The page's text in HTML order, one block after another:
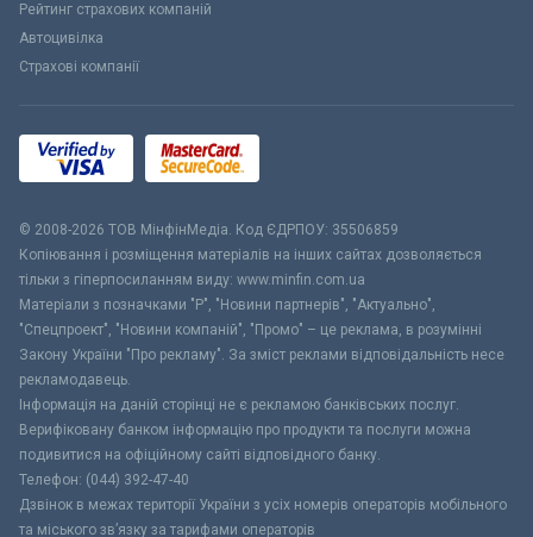
Рейтинг страхових компаній
Автоцивілка
Страхові компанії
© 2008-2026 ТОВ МiнфiнМедiа. Код ЄДРПОУ: 35506859
Копіювання і розміщення матеріалів на інших сайтах дозволяється
тільки з гіперпосиланням виду: www.minfin.com.ua
Матеріали з позначками "Р", "Новини партнерів", "Актуально",
"Спецпроект", "Новини компаній", "Промо" – це реклама, в розумінні
Закону України "Про рекламу". За зміст реклами відповідальність несе
рекламодавець.
Інформація на даній сторінці не є рекламою банківських послуг.
Верифіковану банком інформацію про продукти та послуги можна
подивитися на офіційному сайті відповідного банку.
Телефон: (044) 392-47-40
Дзвінок в межах території України з усіх номерів операторів мобільного
та міського зв’язку за тарифами операторів